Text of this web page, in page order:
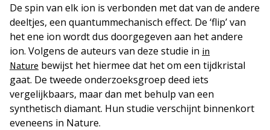
De spin van elk ion is verbonden met dat van de andere
deeltjes, een quantummechanisch effect. De ‘flip’ van
het ene ion wordt dus doorgegeven aan het andere
ion. Volgens de auteurs van deze studie in in
Nature bewijst het hiermee dat het om een tijdkristal
gaat. De tweede onderzoeksgroep deed iets
vergelijkbaars, maar dan met behulp van een
synthetisch diamant. Hun studie verschijnt binnenkort
eveneens in Nature.